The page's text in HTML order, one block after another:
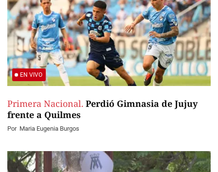
EN VIVO
Primera Nacional. Perdió Gimnasia de Jujuy
frente a Quilmes
Por Maria Eugenia Burgos